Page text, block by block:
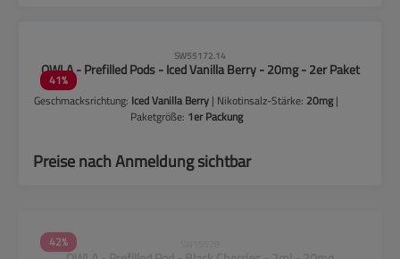
41%
SW55172.14
OWLA - Prefilled Pods - Iced Vanilla Berry - 20mg - 2er Paket
Geschmacksrichtung: Iced Vanilla Berry | Nikotinsalz-Stärke: 20mg|
Paketgröße: 1er Packung
Preise nach Anmeldung sichtbar
42%
OWLA - Prefilled Pod - Black Cherries - 2ml - 20mg